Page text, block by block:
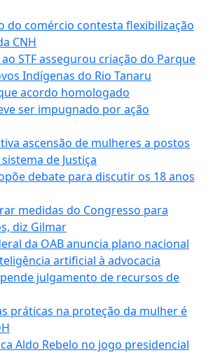
do comércio contesta flexibilização
CNH
STF assegurou criação do Parque
Indígenas do Rio Tanaru
acordo homologado
ser impugnado por ação
ascensão de mulheres a postos
de Justiça
debate para discutir os 18 anos
medidas do Congresso para
diz Gilmar
da OAB anuncia plano nacional
artificial à advocacia
julgamento de recursos de
práticas na proteção da mulher é
Aldo Rebelo no jogo presidencial